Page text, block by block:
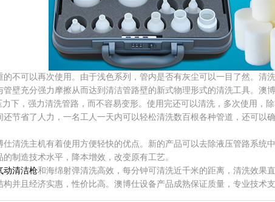
不可以再次使用。由于浅色系列，管内是否有灰尘可以一目了然。清
壁充分强力摩擦从而达到清洁管路壁的新式物理形式的清洗工具。澳
下，强力清洗管路，而不容易变形。使用完还可以清洗，多次使用，
节省了人力，一名工人一天内可以轻松清洗数百根各种管道，还可以
清洗主机有着使用方便轻快的优点。新的产品可以去除液压管路系统
制造技术水平，降本增效，改变原有工艺。
动清洁枪和海绵射弹清洗高效，每分钟可清洗近千米的距离，清洗效果
并且经济实惠，性价比高。澳博仕设备产品成熟保证质量，专业技术